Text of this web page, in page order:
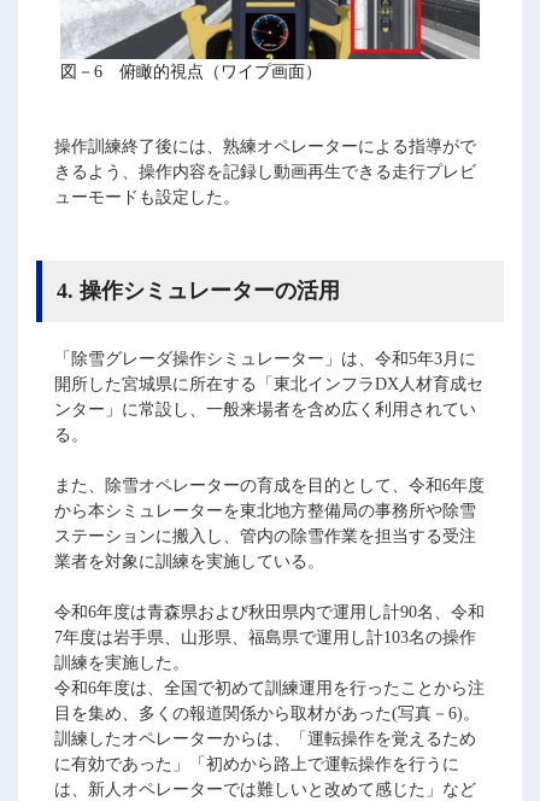
図－6 俯瞰的視点（ワイプ画面）
操作訓練終了後には、熟練オペレーターによる指導がで
きるよう、操作内容を記録し動画再生できる走行プレビ
ューモードも設定した。
4. 操作シミュレーターの活用
「除雪グレーダ操作シミュレーター」は、令和5年3月に
開所した宮城県に所在する「東北インフラDX人材育成セ
ンター」に常設し、一般来場者を含め広く利用されてい
る。
また、除雪オペレーターの育成を目的として、令和6年度
から本シミュレーターを東北地方整備局の事務所や除雪
ステーションに搬入し、管内の除雪作業を担当する受注
業者を対象に訓練を実施している。
令和6年度は青森県および秋田県内で運用し計90名、令和
7年度は岩手県、山形県、福島県で運用し計103名の操作
訓練を実施した。
令和6年度は、全国で初めて訓練運用を行ったことから注
目を集め、多くの報道関係から取材があった(写真－6)。
訓練したオペレーターからは、「運転操作を覚えるため
に有効であった」「初めから路上で運転操作を行うに
は、新人オペレーターでは難しいと改めて感じた」など